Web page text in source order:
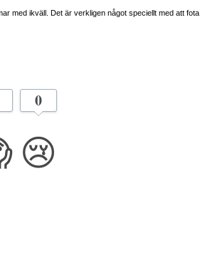
med ikväll. Det är verkligen något speciellt med att fota
0
😢